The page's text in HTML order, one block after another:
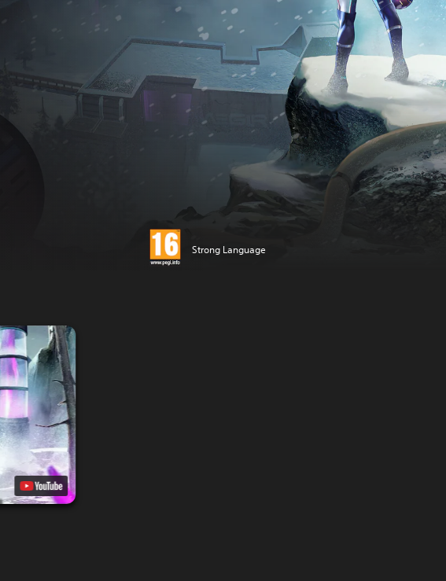
Strong Language